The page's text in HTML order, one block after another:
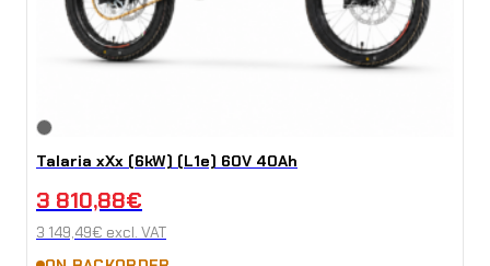
Talaria xXx (6kW) (L1e) 60V 40Ah
3 810,88€
3 149,49€ excl. VAT